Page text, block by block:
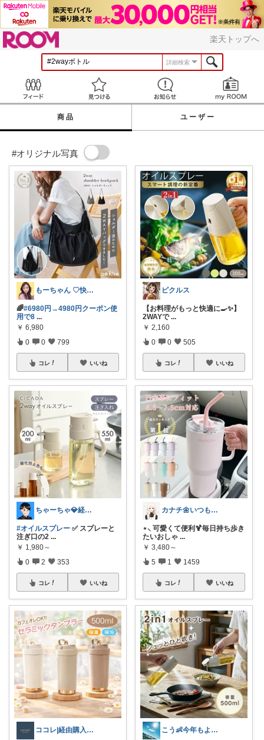
楽天トップへ
詳細検索
見つける お知らせ
商品 ユーザー
#オリジナル写真
もーちゃん ♡快適生活~旅行大好き🌈✨
🌈#6980円→4980円クーポン使
用で8 ...
￥ 6,980
0 0 799
コレ いいね
ちゃーちゃ💎経由購入に感謝です✨
#オイルスプレー ✅ スプレーと
注ぎ口の2 ...
￥ 1,980～
0 2 353
コレ いいね
ココレ|経由購入ありがとうございます🌷
ピクルス
【お料理がもっと快適に🍳✨】
2WAYで ...
￥ 2,160
0 0 505
コレ いいね
カナチ🌼いつもご覧くださり感謝ꕤ
⋆⸜ 可愛くて便利🍹毎日持ち歩き
たいおしゃ ...
￥ 3,480～
5 1 1459
コレ いいね
こう👶今年もよろしくお願いします🥹